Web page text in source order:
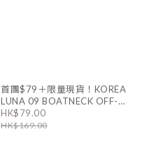
首團$79＋限量現貨！KOREA
LUNA 09 BOATNECK OFF-
SHOULDER TEE｜3色
HK$79.00
HK$169.00